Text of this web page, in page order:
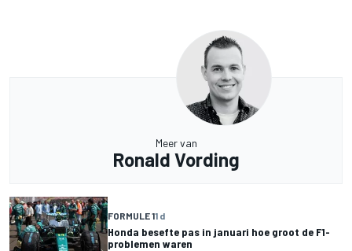
Meer van
Ronald Vording
FORMULE 11 d
Honda besefte pas in januari hoe groot de F1-
problemen waren